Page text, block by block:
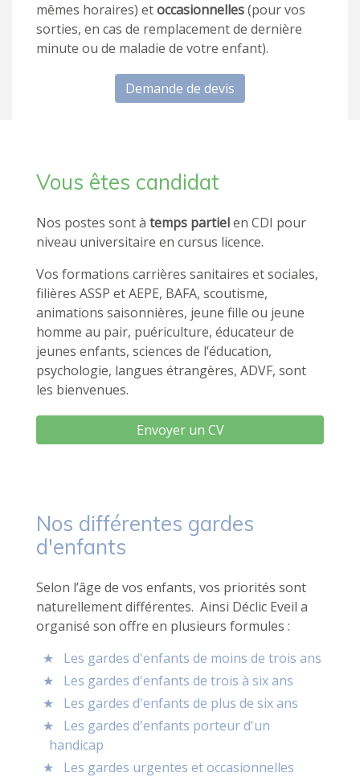
mêmes horaires) etoccasionnelles(pour vos
sorties, en cas de remplacement de dernière
minute ou de maladie de votre enfant).
Demande de devis
Vous êtes candidat
Nos postes sont à temps partielen CDI pour
niveau universitaire en cursus licence.
Vos formations carrières sanitaires et sociales,
filières ASSP et AEPE, BAFA, scoutisme,
animations saisonnières, jeune fille ou jeune
homme au pair, puériculture, éducateur de
jeunes enfants, sciences de l’éducation,
psychologie, langues étrangères, ADVF, sont
les bienvenues.
Envoyer un CV
Nos différentes gardes
d'enfants
Selon l’âge de vos enfants, vos priorités sont
naturellement différentes. Ainsi Déclic Eveil a
organisé son offre en plusieurs formules :
Les gardes d'enfants de moins de trois ans
Les gardes d'enfants de trois à six ans
Les gardes d'enfants de plus de six ans
Les gardes d'enfants porteur d'un
handicap
Les gardes urgentes et occasionnelles